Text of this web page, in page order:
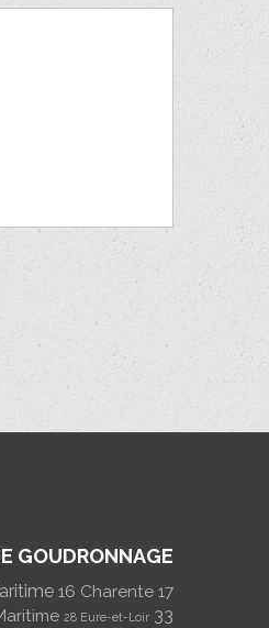
GOUDRONNAGE
16 Charente 17
28 Eure-et-Loir 33